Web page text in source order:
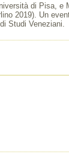
di Pisa, e
2019). Un
Studi Veneziani.